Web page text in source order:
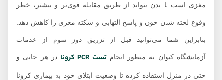
مغزی است تا بدن بتواند از طریق مقابله قوی‌تر و بیشتر، خطر
وقوع لخته شدن خون و پاسخ التهابی و سکته مغزی را کاهش دهد.
بنابراین شما می‌توانید قبل از تزریق دوز سوم از خدمات
آزمایشگاه کیوان به منظور انجامتست PCR کرونا در هر جایی و
حتی در منزل استفاده کرده تا وضعیت ابتلای خود به بیماری کرونا